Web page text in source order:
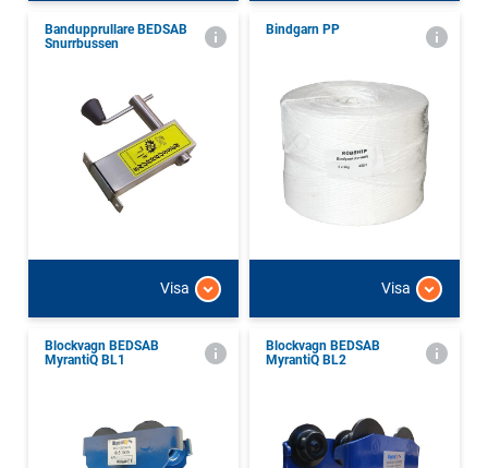
Bandupprullare BEDSAB
Snurrbussen
Visa
Bindgarn PP
Visa
Blockvagn BEDSAB
MyrantiQ BL1
Blockvagn BEDSAB
MyrantiQ BL2